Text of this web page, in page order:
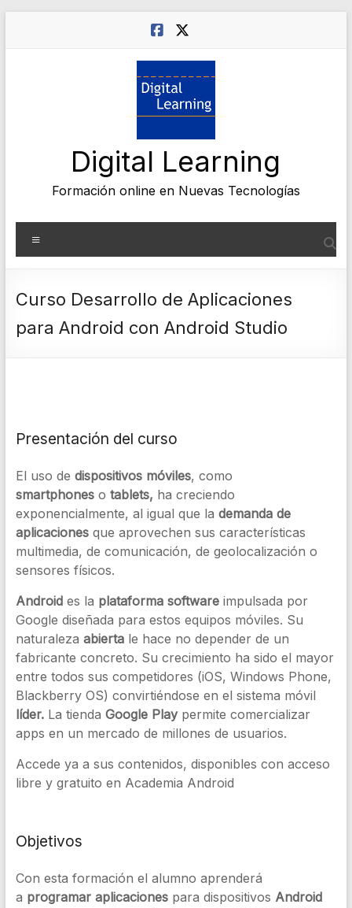
Digital Learning
Formación online en Nuevas Tecnologías
Curso Desarrollo de Aplicaciones
para Android con Android Studio
Presentación del curso
El uso de dispositivos móviles, como
smartphoneso tablets, ha creciendo
exponencialmente, al igual que la demanda de
aplicacionesque aprovechen sus características
multimedia, de comunicación, de geolocalización o
sensores físicos.
Androides la plataforma softwareimpulsada por
Google diseñada para estos equipos móviles. Su
naturaleza abiertale hace no depender de un
fabricante concreto. Su crecimiento ha sido el mayor
entre todos sus competidores (iOS, Windows Phone,
Blackberry OS) convirtiéndose en el sistema móvil
líder. La tienda Google Playpermite comercializar
apps en un mercado de millones de usuarios.
Accede ya a sus contenidos, disponibles con acceso
libre y gratuito en Academia Android
Objetivos
Con esta formación el alumno aprenderá
a programar aplicacionespara dispositivos Android